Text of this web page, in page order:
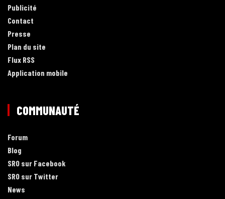
Publicité
Contact
Presse
Plan du site
Flux RSS
Application mobile
COMMUNAUTÉ
Forum
Blog
SRO sur Facebook
SRO sur Twitter
News